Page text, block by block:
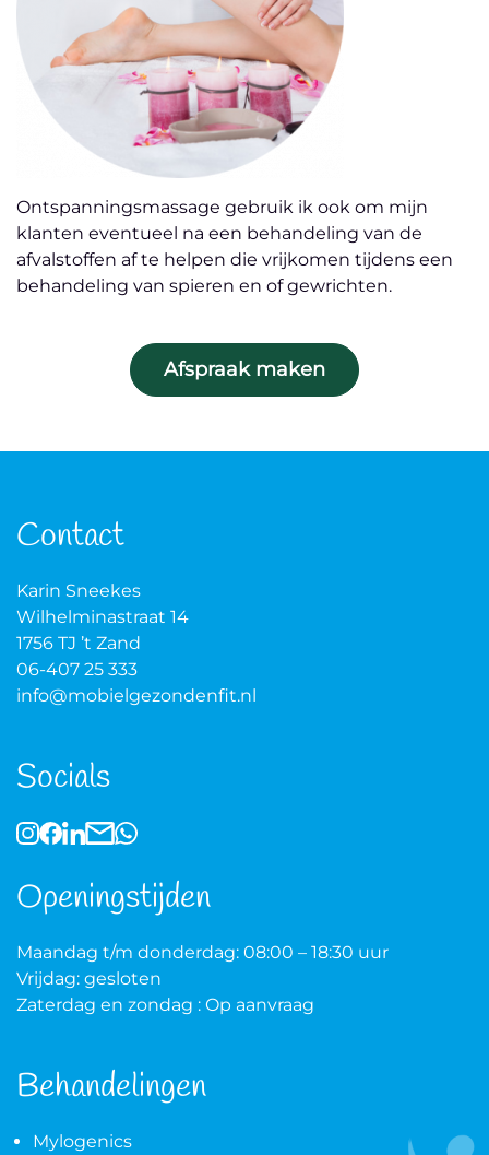
Ontspanningsmassage gebruik ik ook om mijn
klanten eventueel na een behandeling van de
afvalstoffen af te helpen die vrijkomen tijdens een
behandeling van spieren en of gewrichten.
Afspraak maken
Contact
Karin Sneekes
Wilhelminastraat 14
1756 TJ ’t Zand
06-407 25 333
info@mobielgezondenfit.nl
Socials
Openingstijden
Maandag t/m donderdag: 08:00 – 18:30 uur
Vrijdag: gesloten
Zaterdag en zondag : Op aanvraag
Behandelingen
Mylogenics